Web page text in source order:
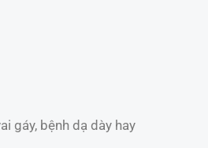
gáy, bệnh dạ dày hay